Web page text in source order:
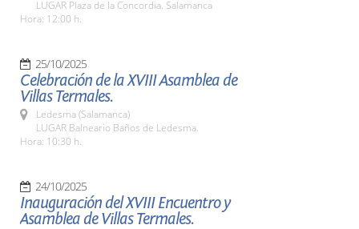
LUGAR Plaza de la Concordia. Salamanca
Hora: 12:00 h.
25/10/2025
Celebración de la XVIII Asamblea de
Villas Termales.
Ledesma (Salamanca)
LUGAR Balneario Baños de Ledesma.
Hora: 10:30 h.
24/10/2025
Inauguración del XVIII Encuentro y
Asamblea de Villas Termales.